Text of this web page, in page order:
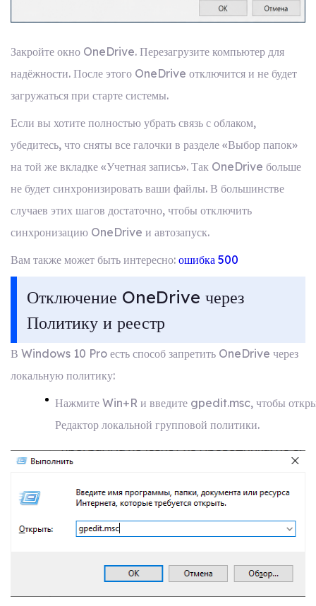
Закройте окно OneDrive. Перезагрузите компьютер для
надёжности. После этого OneDrive отключится и не будет
загружаться при старте системы.
Если вы хотите полностью убрать связь с облаком,
убедитесь, что сняты все галочки в разделе «Выбор папок»
на той же вкладке «Учетная запись». Так OneDrive больше
не будет синхронизировать ваши файлы. В большинстве
случаев этих шагов достаточно, чтобы отключить
синхронизацию OneDrive и автозапуск.
Вам также может быть интересно: ошибка 500
Отключение OneDrive через
Политику и реестр
В Windows 10 Pro есть способ запретить OneDrive через
локальную политику:
Нажмите Win+R и введите gpedit.msc, чтобы
Редактор локальной групповой политики.